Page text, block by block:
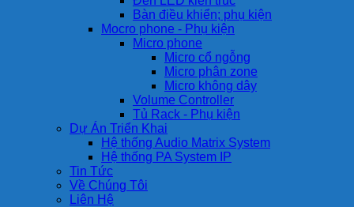
Bàn điều khiển; phụ kiện
Mocro phone - Phụ kiện
Micro phone
Micro cổ ngỗng
Micro phân zone
Micro không dây
Volume Controller
Tủ Rack - Phụ kiện
Dự Án Triển Khai
Hệ thống Audio Matrix System
Hệ thống PA System IP
Tin Tức
Về Chúng Tôi
Liên Hệ